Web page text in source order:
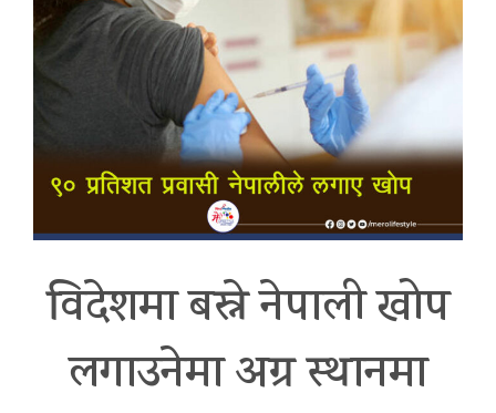
विदेशमा बस्ने नेपाली खोप
लगाउनेमा अग्र स्थानमा